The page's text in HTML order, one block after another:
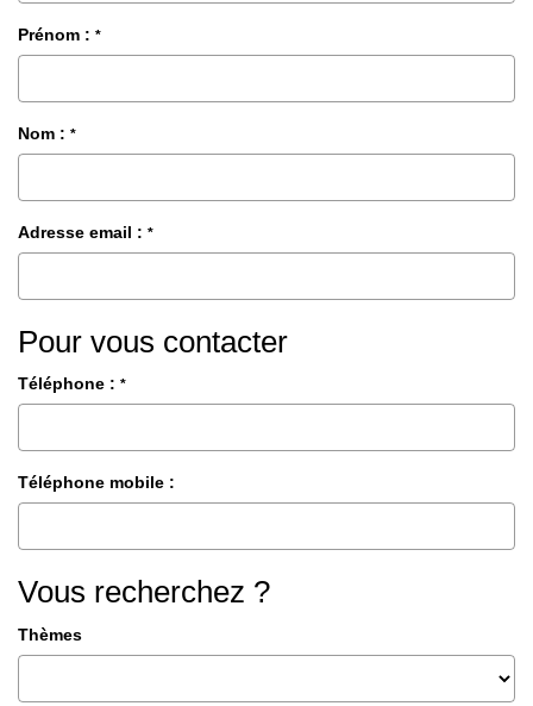
Prénom : *
Nom : *
Adresse email : *
Pour vous contacter
Téléphone : *
Téléphone mobile :
Vous recherchez ?
Thèmes